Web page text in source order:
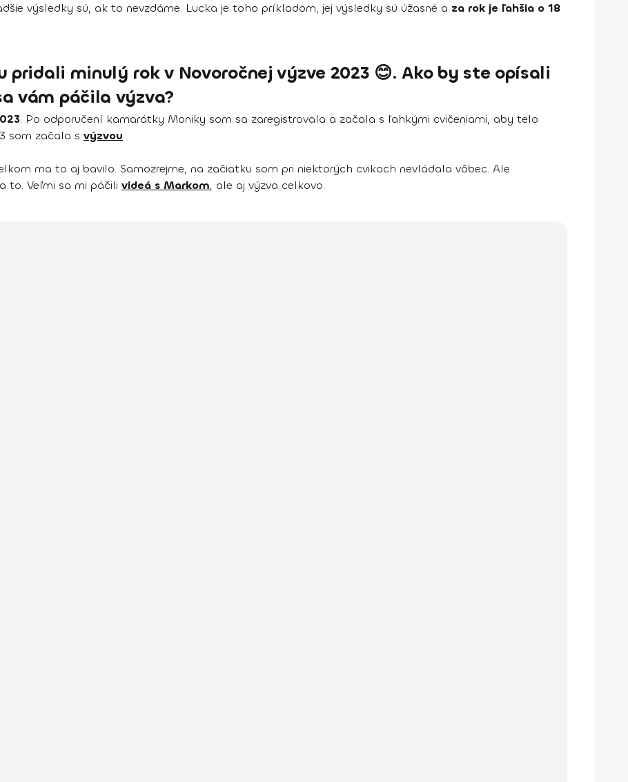
výsledky sú, ak to nevzdáme. Lucka je toho príkladom, jej výsledky sú úžasné a za rok je ľahšia o 18
pridali minulý rok v Novoročnej výzve 2023 😊. Ako by ste opísali
vám páčila výzva?
. Po odporučení kamarátky Moniky som sa zaregistrovala a začala s ľahkými cvičeniami, aby telo
som začala s výzvou.
ma to aj bavilo. Samozrejme, na začiatku som pri niektorých cvikoch nevládala vôbec. Ale
to. Veľmi sa mi páčili videá s Markom, ale aj výzva celkovo.